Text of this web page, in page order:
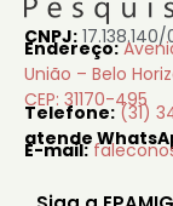
CNPJ:
Endereço:
União – Belo
CEP: 31170-495
Telefone: (31)
atende
E-mail: